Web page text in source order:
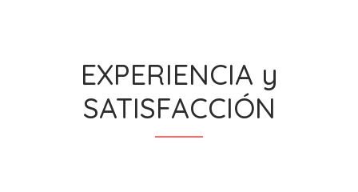
EXPERIENCIA y
SATISFACCIÓN